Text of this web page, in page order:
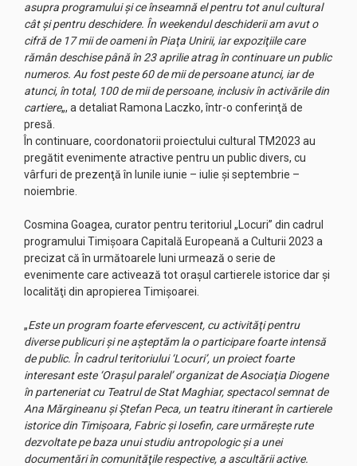
asupra programului şi ce înseamnă el pentru tot anul cultural
cât şi pentru deschidere. În weekendul deschiderii am avut o
cifră de 17 mii de oameni în Piaţa Unirii, iar expoziţiile care
rămân deschise până în 23 aprilie atrag în continuare un public
numeros. Au fost peste 60 de mii de persoane atunci, iar de
atunci, în total, 100 de mii de persoane, inclusiv în activările din
cartiere„, a detaliat Ramona Laczko, într-o conferinţă de
presă.
În continuare, coordonatorii proiectului cultural TM2023 au
pregătit evenimente atractive pentru un public divers, cu
vârfuri de prezenţă în lunile iunie – iulie şi septembrie –
noiembrie.
Cosmina Goagea, curator pentru teritoriul „Locuri” din cadrul
programului Timişoara Capitală Europeană a Culturii 2023 a
precizat că în următoarele luni urmează o serie de
evenimente care activează tot oraşul cartierele istorice dar şi
localităţi din apropierea Timişoarei.
„Este un program foarte efervescent, cu activităţi pentru
diverse publicuri şi ne aşteptăm la o participare foarte intensă
de public. În cadrul teritoriului ‘Locuri’, un proiect foarte
interesant este ‘Oraşul paralel’ organizat de Asociaţia Diogene
în parteneriat cu Teatrul de Stat Maghiar, spectacol semnat de
Ana Mărgineanu şi Ştefan Peca, un teatru itinerant în cartierele
istorice din Timişoara, Fabric şi Iosefin, care urmăreşte rute
dezvoltate pe baza unui studiu antropologic şi a unei
documentări în comunităţile respective, a ascultării active.